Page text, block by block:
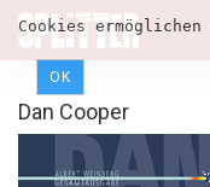
Cookies
OK
Dan Cooper